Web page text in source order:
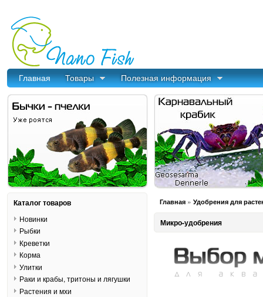
Главная Товары Полезная информация
Главная » Удобрения для
Микро-удобрения
Каталог товаров
Новинки
Рыбки
Креветки
Корма
Улитки
Раки и крабы, тритоны и лягушки
Растения и мхи